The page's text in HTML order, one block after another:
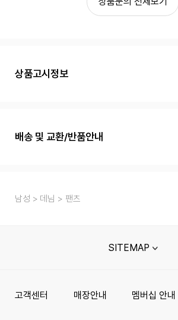
상품고시정보
배송 및 교환/반품안내
남성 데님 팬츠
SITEMAP
고객센터 매장안내 멤버십 안내